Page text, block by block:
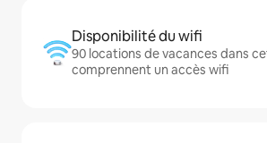
Disponibilité du wifi
90 locations de vacances dans
comprennent un accès wifi